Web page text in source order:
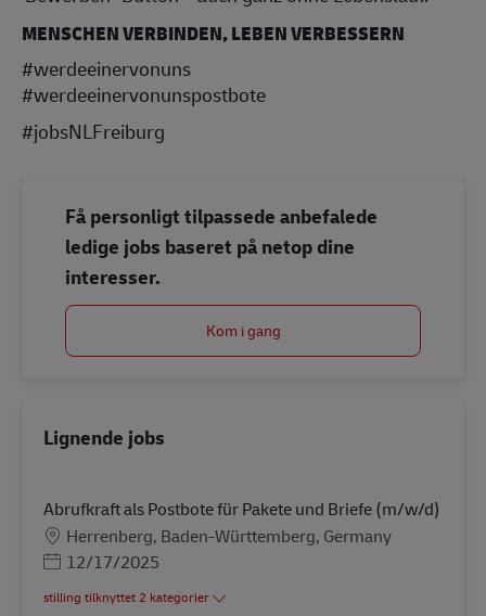
MENSCHEN VERBINDEN, LEBEN VERBESSERN
#werdeeinervonuns
#werdeeinervonunspostbote
#jobsNLFreiburg
Få personligt tilpassede anbefalede
ledige jobs baseret på netop dine
interesser.
Kom i gang
Lignende jobs
Abrufkraft als Postbote für Pakete und Briefe (m/w/d)
Lokation
Herrenberg, Baden-Württemberg, Germany
Posted Date
12/17/2025
stilling tilknyttet 2 kategorier